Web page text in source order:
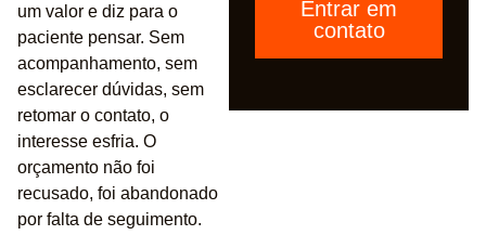
Entrar em
contato
um valor e diz para o
paciente pensar. Sem
acompanhamento, sem
esclarecer dúvidas, sem
retomar o contato, o
interesse esfria. O
orçamento não foi
recusado, foi abandonado
por falta de seguimento.